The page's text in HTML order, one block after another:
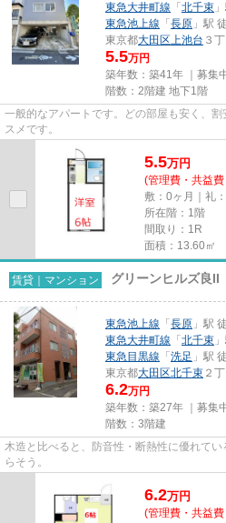
東急大井町線 「 北千束
東急池上線 「 長原 」駅
東京都大田区上池台 ３
5.5万円
築年数：築41年 ｜募集
階数：2階建 地下1階
一般的なアパートです。どの部屋も安く、
スメです。
5.5万円
(管理費・共益
敷：0ヶ月｜礼
所在階：1階
間取り：1R
面積：13.60㎡
賃貸｜マンション グリーンヒルズ良II
東急池上線 「 長原 」駅
東急大井町線 「 北千束
東急目黒線 「 洗足 」駅
東京都大田区北千束 ２
6.2万円
築年数：築27年 ｜募集
階数：3階建
木造と比べると、防音性・断熱性に優れて
らそう。
6.2万円
(管理費・共益